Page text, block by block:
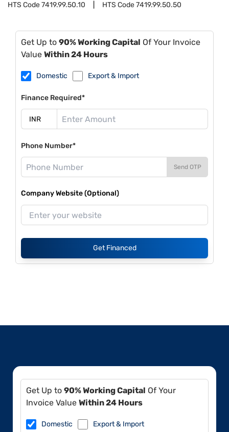
HTS Code7419.99.50.10 HTS Code7419.99.50.50
Get Up to 90% Working Capital Of Your Invoice
Value Within 24 Hours
Domestic Export & Import
Finance Required*
Phone Number*
Send OTP
Company Website (Optional)
Get Financed
Get Up to 90% Working Capital Of Your
Invoice Value Within 24 Hours
Domestic Export & Import